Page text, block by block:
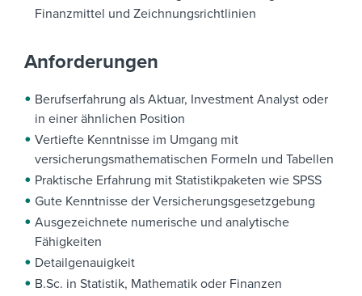
Finanzmittel und Zeichnungsrichtlinien
Anforderungen
Berufserfahrung als Aktuar, Investment Analyst oder
in einer ähnlichen Position
Vertiefte Kenntnisse im Umgang mit
versicherungsmathematischen Formeln und Tabellen
Praktische Erfahrung mit Statistikpaketen wie SPSS
Gute Kenntnisse der Versicherungsgesetzgebung
Ausgezeichnete numerische und analytische
Fähigkeiten
Detailgenauigkeit
B.Sc. in Statistik, Mathematik oder Finanzen